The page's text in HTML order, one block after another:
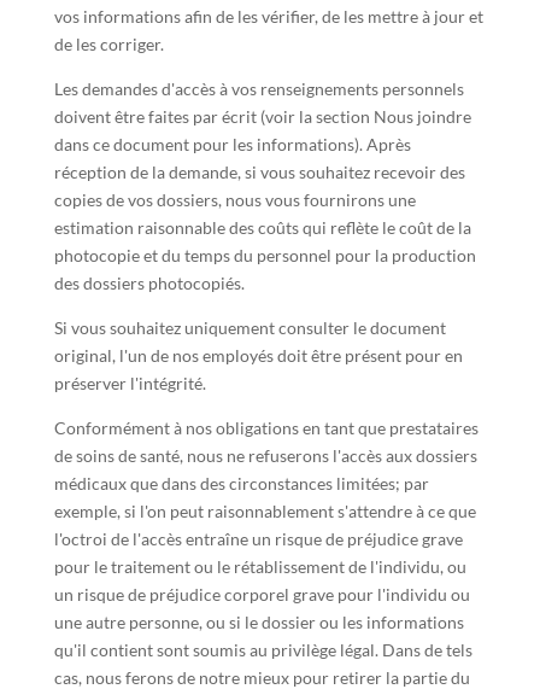
vos informations afin de les vérifier, de les mettre à jour et
de les corriger.
Les demandes d'accès à vos renseignements personnels
doivent être faites par écrit (voir la section Nous joindre
dans ce document pour les informations). Après
réception de la demande, si vous souhaitez recevoir des
copies de vos dossiers, nous vous fournirons une
estimation raisonnable des coûts qui reflète le coût de la
photocopie et du temps du personnel pour la production
des dossiers photocopiés.
Si vous souhaitez uniquement consulter le document
original, l'un de nos employés doit être présent pour en
préserver l'intégrité.
Conformément à nos obligations en tant que prestataires
de soins de santé, nous ne refuserons l'accès aux dossiers
médicaux que dans des circonstances limitées; par
exemple, si l'on peut raisonnablement s'attendre à ce que
l'octroi de l'accès entraîne un risque de préjudice grave
pour le traitement ou le rétablissement de l'individu, ou
un risque de préjudice corporel grave pour l'individu ou
une autre personne, ou si le dossier ou les informations
qu'il contient sont soumis au privilège légal. Dans de tels
cas, nous ferons de notre mieux pour retirer la partie du